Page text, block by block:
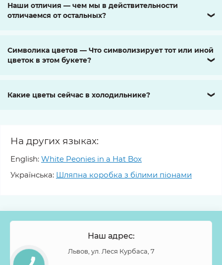
Наши отличия — чем мы в действительности
отличаемся от остальных?
❯
Символика цветов — Что символизирует тот или иной
цветок в этом букете?
❯
Какие цветы сейчас в холодильнике? ❯
На других языках:
English: White Peonies in a Hat Box
Українська: Шляпна коробка з білими піонами
Наш адрес:
Львов, ул. Леся Курбаса, 7